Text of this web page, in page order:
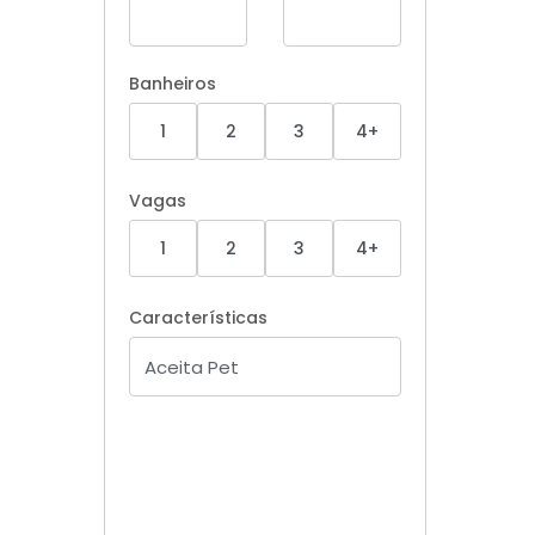
Banheiros
1
2 3 4+
Vagas
1
2 3 4+
Características